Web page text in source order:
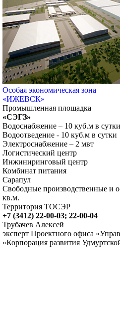
Особая экономическая зона
«ИЖЕВСК»
Промышленная площадка
«СЭГЗ»
Водоснабжение – 10 куб.м в сутки
Водоотведение - 10 куб.м в сутки
Электроснабжение – 2 мвт
Логистический центр
Инжиниринговый центр
Комбинат питания
Сарапул
Свободные производственные и
кв.м.
Территория ТОСЭР
+7 (3412) 22-00-03; 22-00-04
Трубачев Алексей
эксперт Проектного офиса
«Корпорация развития